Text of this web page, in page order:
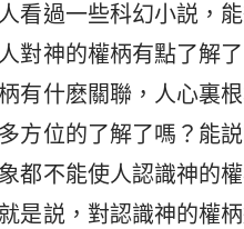
看過一些科幻小説，
對神的權柄有點了解
有什麽關聯，人心裏
方位的了解了嗎？能
都不能使人認識神的
是説，對認識神的權